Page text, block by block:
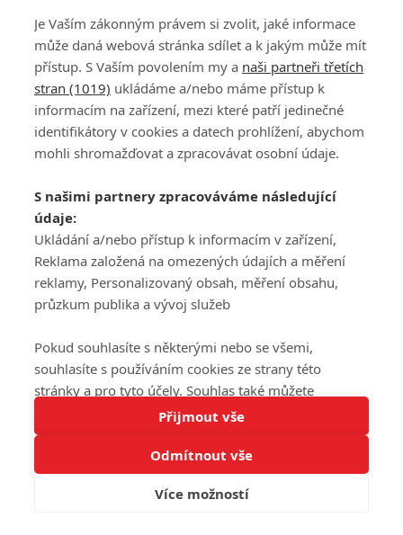
Tato stránka používá soubory cookies.
Rozumím
Je Vaším zákonným právem si zvolit, jaké informace
může daná webová stránka sdílet a k jakým může mít
přístup. S Vaším povolením my a naši partneři třetích
stran (1019) ukládáme a/nebo máme přístup k
informacím na zařízení, mezi které patří jedinečné
identifikátory v cookies a datech prohlížení, abychom
mohli shromažďovat a zpracovávat osobní údaje.
S našimi partnery zpracováváme následující
údaje:
Ukládání a/nebo přístup k informacím v zařízení,
Reklama založená na omezených údajích a měření
reklamy, Personalizovaný obsah, měření obsahu,
průzkum publika a vývoj služeb
Pokud souhlasíte s některými nebo se všemi,
souhlasíte s používáním cookies ze strany této
stránky a pro tyto účely. Souhlas také můžete
odmítnout, ale v takovém případě vám na stránce
nebudou k dispozici některé personalizované funkce.
Vaše volby souhlasu se budou vztahovat pouze na
tuto webovou stránku. Vaše nastavení a odvolání
souhlasu můžete kdykoli změnit na stránce s
Přijmout vše
Odmítnout vše
Více možností